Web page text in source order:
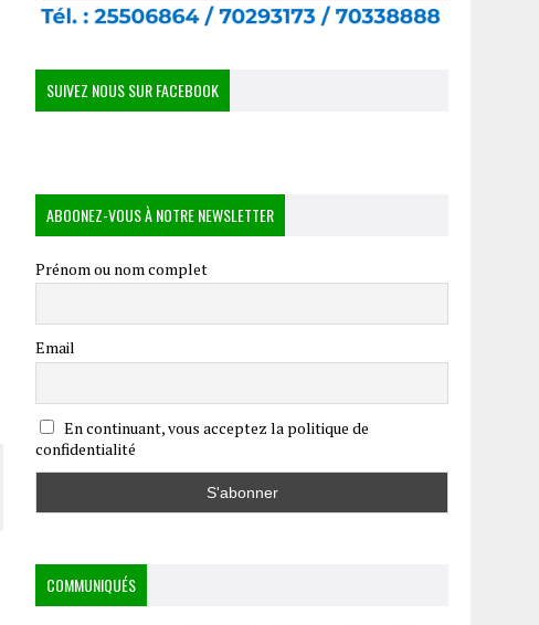
SUIVEZ NOUS SUR FACEBOOK
ABOONEZ-VOUS À NOTRE NEWSLETTER
Prénom ou nom complet
Email
En continuant, vous acceptez la politique de
confidentialité
COMMUNIQUÉS